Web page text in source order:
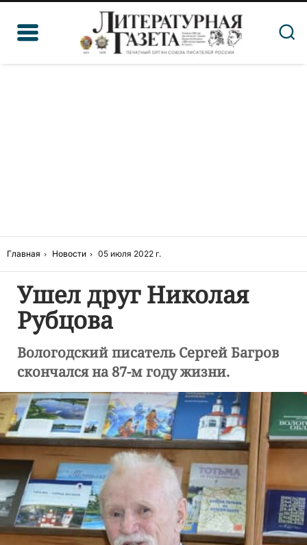
Главная Новости 05 июля 2022 г.
Ушел друг Николая
Рубцова
Вологодский писатель Сергей Багров
скончался на 87-м году жизни.